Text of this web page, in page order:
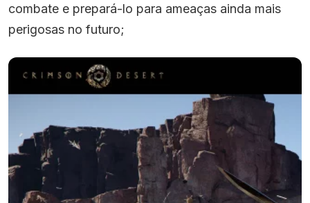
combate e prepará-lo para ameaças ainda mais
perigosas no futuro;